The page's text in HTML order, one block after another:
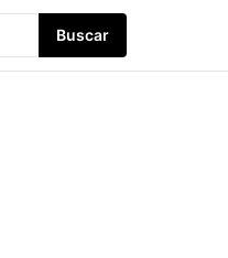
Buscar